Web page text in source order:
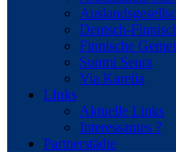
Deutsch-
Finnische
Suomi Seura
Via Karelia
LInks
Aktuelle Links
Interessantes ?
Partnerstädte